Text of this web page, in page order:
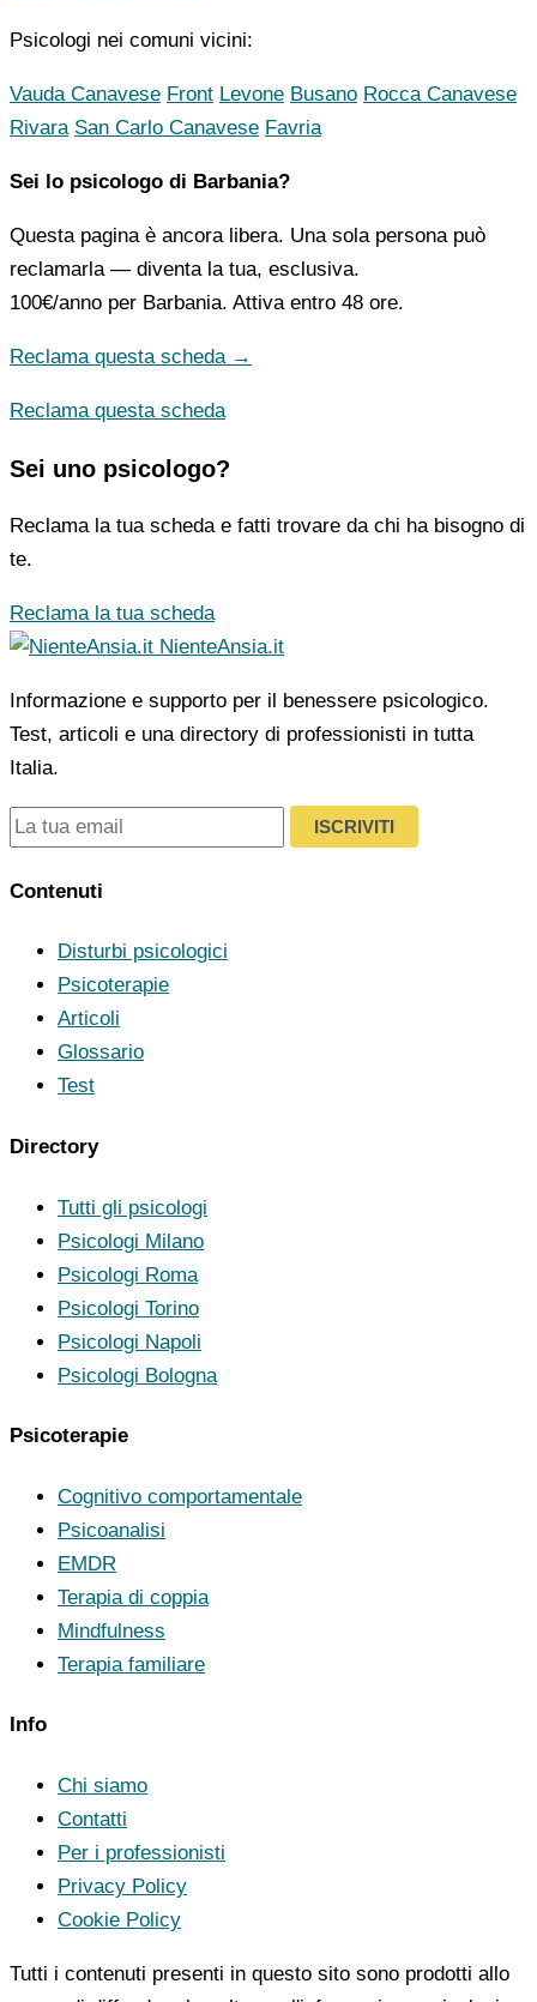
Psicologi nei comuni vicini:
Vauda Canavese Front Levone Busano Rocca Canavese
Rivara San Carlo Canavese Favria
Sei lo psicologo di Barbania?
Questa pagina è ancora libera. Una sola persona può
reclamarla — diventa la tua, esclusiva.
100€/anno per Barbania. Attiva entro 48 ore.
Reclama questa scheda →
Reclama questa scheda
Sei uno psicologo?
Reclama la tua scheda e fatti trovare da chi ha bisogno di
te.
Reclama la tua scheda
NienteAnsia.it
Informazione e supporto per il benessere psicologico.
Test, articoli e una directory di professionisti in tutta
Italia.
ISCRIVITI
Contenuti
Disturbi psicologici
Psicoterapie
Articoli
Glossario
Test
Directory
Tutti gli psicologi
Psicologi Milano
Psicologi Roma
Psicologi Torino
Psicologi Napoli
Psicologi Bologna
Psicoterapie
Cognitivo comportamentale
Psicoanalisi
EMDR
Terapia di coppia
Mindfulness
Terapia familiare
Info
Chi siamo
Contatti
Per i professionisti
Privacy Policy
Cookie Policy
Tutti i contenuti presenti in questo sito sono prodotti allo